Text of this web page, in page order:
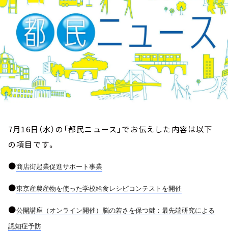
7月16日（水）の「都民ニュース」でお伝えした内容は以下
の項目です。
●商店街起業促進サポート事業
●東京産農産物を使った学校給食レシピコンテストを開催
●公開講座（オンライン開催）脳の若さを保つ鍵：最先端研究による
認知症予防